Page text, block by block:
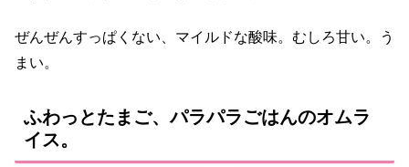
ぜんぜんすっぱくない、マイルドな酸味。むしろ甘い。う
まい。
ふわっとたまご、パラパラごはんのオムラ
イス。